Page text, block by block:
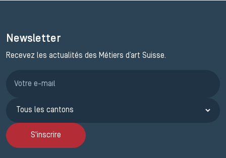
Newsletter
Recevez les actualités des Métiers d’art Suisse.
S'inscrire